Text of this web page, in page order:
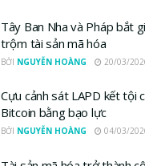
Tây Ban Nha và Pháp bắt
trộm tài sản mã hóa
BỞI NGUYỄN HOÀNG 20/03/
Cựu cảnh sát LAPD kết tội
Bitcoin bằng bạo lực
BỞI NGUYỄN HOÀNG 04/03/